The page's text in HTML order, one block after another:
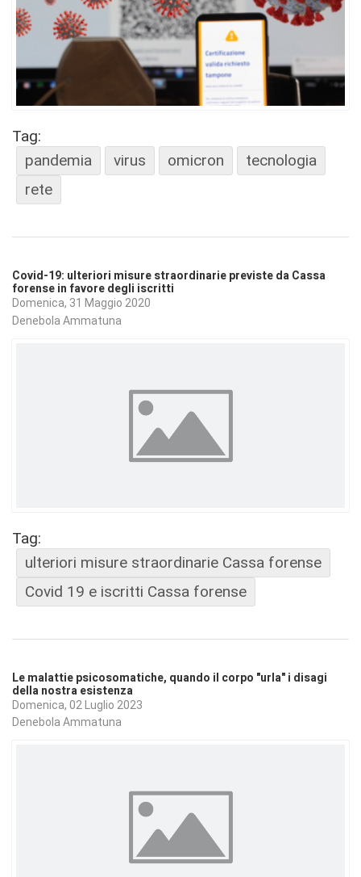
Tag:
pandemia
virus omicron
tecnologia
rete
Covid-19: ulteriori misure straordinarie previste da Cassa
forense in favore degli iscritti
Domenica, 31 Maggio 2020
Denebola Ammatuna
Tag:
ulteriori misure straordinarie Cassa forense
Covid 19 e iscritti Cassa forense
Le malattie psicosomatiche, quando il corpo "urla" i disagi
della nostra esistenza
Domenica, 02 Luglio 2023
Denebola Ammatuna